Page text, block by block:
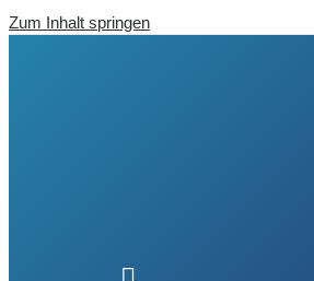
Zum Inhalt springen